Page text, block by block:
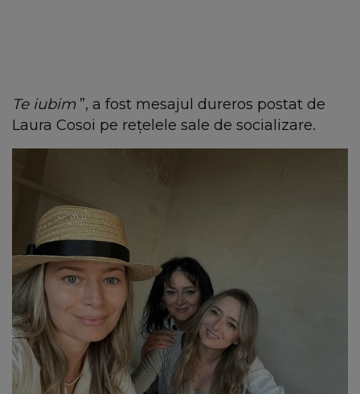
Te iubim ”, a fost mesajul dureros postat de
Laura Cosoi pe rețelele sale de socializare.